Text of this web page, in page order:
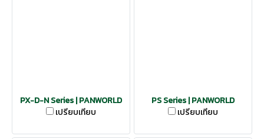
PX-D-N Series | PANWORLD
เปรียบเทียบ
PS Series | PANWORLD
เปรียบเทียบ